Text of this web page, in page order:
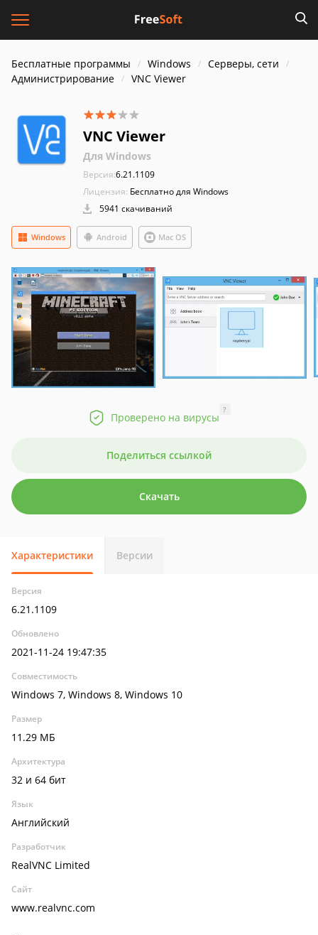
Бесплатные программы Windows
Серверы, сети
Администрирование
VNC Viewer
VNC Viewer
Для Windows
Версия:6.21.1109
Лицензия: Бесплатно для Windows
5941 скачиваний
Android
Windows Mac OS
Проверено на вирусы
?
Поделиться ссылкой
Скачать
Характеристики Версии
Версия
6.21.1109
Обновлено
2021-11-24 19:47:35
Совместимость
Windows 7, Windows 8, Windows 10
Размер
11.29 МБ
Архитектура
32 и 64 бит
Язык
Английский
Разработчик
RealVNC Limited
Сайт
www.realvnc.com